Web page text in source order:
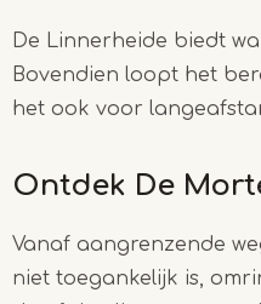
De Linnerheide biedt
Bovendien loopt het
het ook voor
Ontdek De
Vanaf aangrenzende
niet toegankelijk is,